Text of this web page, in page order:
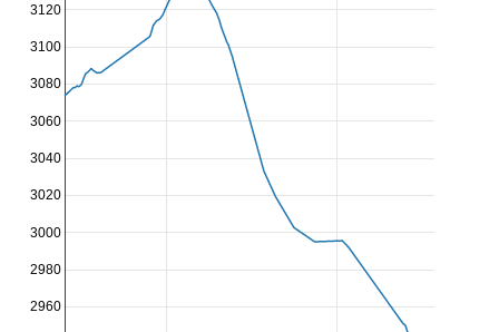
2960
2980
3000
3020
3040
3060
3080
3100
3120